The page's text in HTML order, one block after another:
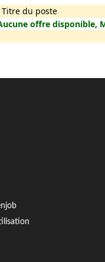
Titre du poste
offre disponible,